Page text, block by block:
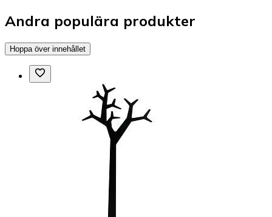
Andra populära produkter
Hoppa över innehållet